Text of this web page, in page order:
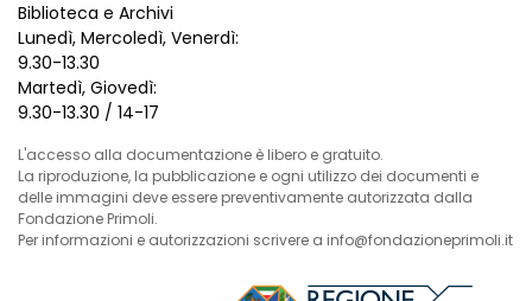
Biblioteca e Archivi
Lunedì, Mercoledì, Venerdì:
9.30-13.30
Martedì, Giovedì:
9.30-13.30 / 14-17
L'accesso alla documentazione è libero e gratuito.
La riproduzione, la pubblicazione e ogni utilizzo dei documenti e
delle immagini deve essere preventivamente autorizzata dalla
Fondazione Primoli.
Per informazioni e autorizzazioni scrivere a info@fondazioneprimoli.it